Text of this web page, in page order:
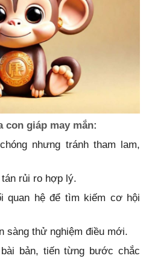
con giáp may mắn:
nhưng tránh tham lam,
rủi ro hợp lý.
quan hệ để tìm kiếm cơ hội
sàng thử nghiệm điều mới.
bản, tiến từng bước chắc